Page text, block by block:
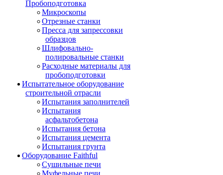
Пробоподготовка
Микроскопы
Отрезные станки
Пресса для запрессовки
образцов
Шлифовально-
полировальные станки
Расходные материалы для
пробоподготовки
Испытательное оборудование
строительной отрасли
Испытания заполнителей
Испытания
асфальтобетона
Испытания бетона
Испытания цемента
Испытания грунта
Оборудование Faithful
Сушильные печи
Муфельные печи